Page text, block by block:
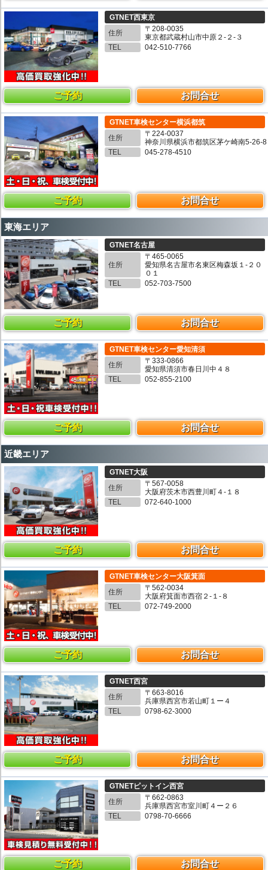
GTNET西東京
住所
〒208-0035
東京都武蔵村山市中原２-２-３
TEL
042-510-7766
ご予約 お問合せ
GTNET車検センター横浜都筑
住所
〒224-0037
神奈川県横浜市都筑区茅ケ崎南5-26-8
TEL
045-278-4510
ご予約 お問合せ
東海エリア
GTNET名古屋
住所
〒465-0065
愛知県名古屋市名東区梅森坂１-２０
０１
TEL
052-703-7500
ご予約 お問合せ
GTNET車検センター愛知清須
住所
〒333-0866
愛知県清須市春日川中４８
TEL
052-855-2100
ご予約 お問合せ
近畿エリア
GTNET大阪
住所
〒567-0058
大阪府茨木市西豊川町４-１８
TEL
072-640-1000
ご予約 お問合せ
GTNET車検センター大阪箕面
住所
〒562-0034
大阪府箕面市西宿２-１-８
TEL
072-749-2000
ご予約 お問合せ
GTNET西宮
住所
〒663-8016
兵庫県西宮市若山町１ー４
TEL
0798-62-3000
ご予約 お問合せ
GTNETピットイン西宮
住所
〒662-0863
兵庫県西宮市室川町４ー２６
TEL
0798-70-6666
ご予約 お問合せ